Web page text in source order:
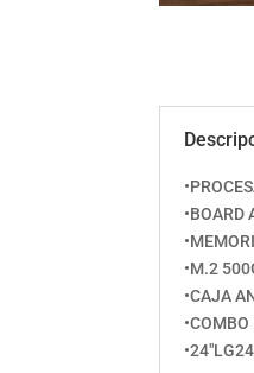
•BOARD
•M.2
•CAJA